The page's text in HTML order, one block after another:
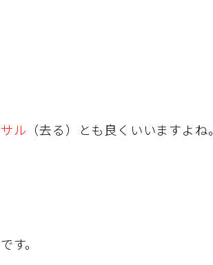
サル （去る）とも良くいいますよね。
。